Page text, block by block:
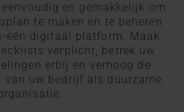
en gemakkelijk om
te maken en te beheren
één digitaal platform. Maak
verplicht, betrek uw
erbij en verhoog de
van uw bedrijf als duurzame